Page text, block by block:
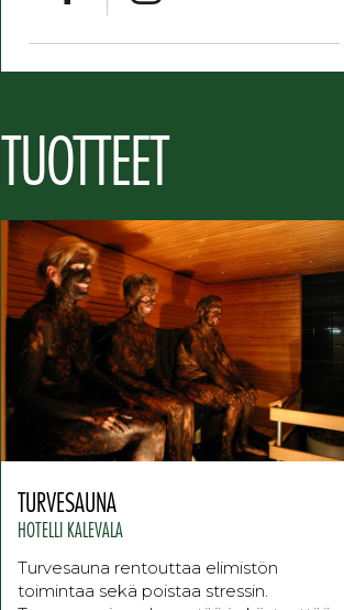
TUOTTEET
TURVESAUNA
HOTELLI KALEVALA
Turvesauna rentouttaa elimistön
toimintaa sekä poistaa stressin.